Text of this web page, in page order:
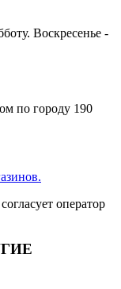
Воскресенье -
по городу 190
оператор